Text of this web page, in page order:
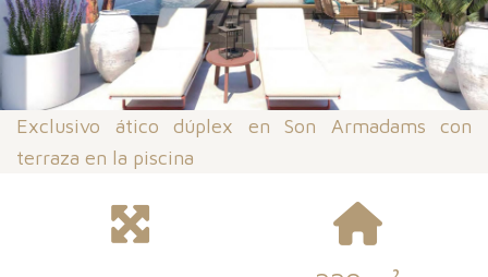
Exclusivo ático dúplex en Son Armadams con
terraza en la piscina